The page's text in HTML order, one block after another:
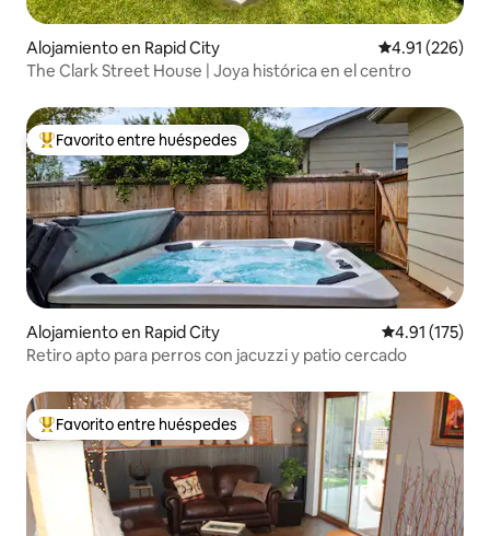
Alojamiento en Rapid City Calificación
4.91 (226)
The Clark Street House | Joya histórica en el centro
Favorito entre huéspedes preferido
Favorito entre huéspedes
Alojamiento en Rapid City Calificación
4.91 (175)
Retiro apto para perros con jacuzzi y patio cercado
Favorito entre huéspedes preferido
Favorito entre huéspedes